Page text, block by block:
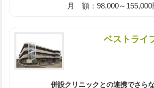
月 額：98,000～155,000
ベストライ
併設クリニックとの連携でさら